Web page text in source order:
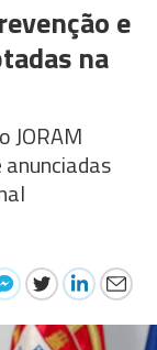
e
na
JORAM